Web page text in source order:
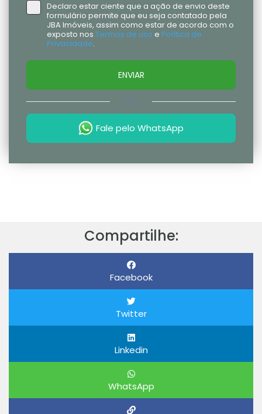
Declaro estar ciente que a ação de envio deste
formulário permite que eu seja contatado pela
JBA Imóveis, assim como estar de acordo com o
exposto nos Termos de uso e Política de
Privacidade.
ENVIAR
OU
Fale pelo WhatsApp
Compartilhe:
Facebook
Twitter
Linkedin
WhatsApp